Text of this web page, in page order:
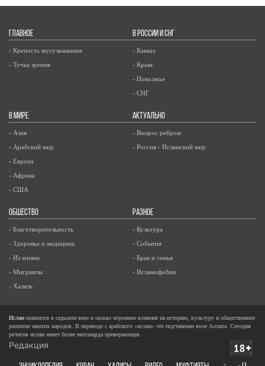
ГЛАВНОЕ
- Крепость мусульманина
- Точка зрения
В РОССИИ И СНГ
- Кавказ
- Крым
- Поволжье
- СНГ
В МИРЕ
- Азия
- Арабский мир
- Европа
- Африка
- США
АКТУАЛЬНО
- Вопрос ребром
- Россия - Исламский мир
ОБЩЕСТВО
- Благотворительность
- Здоровье и медицина
- Из жизни
- Мигранты
- Халяль
РАЗНОЕ
- Культура
- События
- Брак и семья
- Исламофобия
Ислам появился в седьмом веке и оказал огромное влияние на историю, культуру и общественное
развитие многих народов. В переводе с арабского «ислам» это подчинение воле Аллаха. Сегодня
религия ислам имеет более миллиарда приверженцев.
Редакция